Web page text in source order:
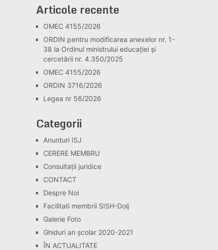
Articole recente
OMEC 4155/2026
ORDIN pentru modificarea anexelor nr. 1-
38 la Ordinul ministrului educației și
cercetării nr. 4.350/2025
OMEC 4155/2026
ORDIN 3716/2026
Legea nr 56/2026
Categorii
Anunturi ISJ
CERERE MEMBRU
Consultaţii juridice
CONTACT
Despre Noi
Facilitati membrii SISH-Dolj
Galerie Foto
Ghiduri an școlar 2020-2021
ÎN ACTUALITATE